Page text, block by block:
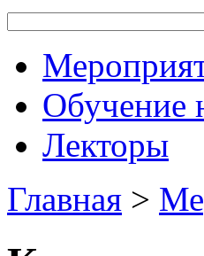
Обучение
Лекторы
Главная >